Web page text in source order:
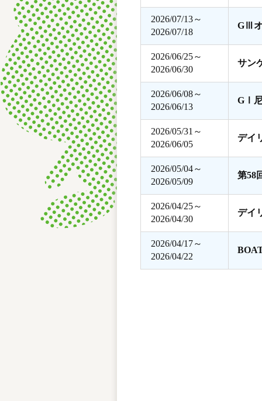
2026/07/13～
2026/07/18
GⅢオ
2026/06/25～
2026/06/30
サン
2026/06/08～
2026/06/13
GⅠ尼
2026/05/31～
2026/06/05
デイ
2026/05/04～
2026/05/09
第58
2026/04/25～
2026/04/30
デイ
2026/04/17～
2026/04/22